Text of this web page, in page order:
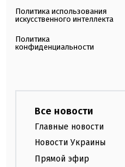
Политика использования
искусственного интеллекта
Политика
конфиденциальности
Все новости
Главные новости
Новости Украины
Прямой эфир